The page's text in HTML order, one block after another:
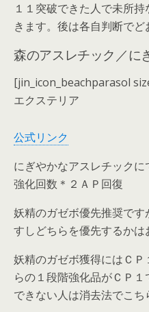
１１突破できた人で未所
きます。後は各自判断でど
森のアスレチック／に
[jin_icon_beachparasol
エクステリア
公式リンク
にぎやかなアスレチック
強化回数＊２ＡＰ回復
妖精のガゼボ優先推奨で
すしどちらを優先するかは
妖精のガゼボ獲得にはＣ
らの１段階強化品がＣＰ
できない人は消去法でこち